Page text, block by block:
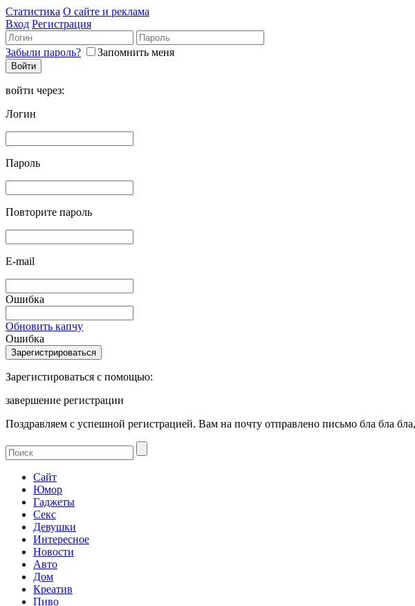
Статистика О сайте и реклама
Вход Регистрация
Забыли пароль? Запомнить меня
войти через:
Логин
Пароль
Повторите пароль
E-mail
Ошибка
Обновить капчу
Ошибка
Зарегистироваться с помощью:
завершение регистрации
Поздравляем с успешной регистрацией. Вам на почту отправлено письмо бла бла
Сайт
Юмор
Гаджеты
Секс
Девушки
Интересное
Новости
Авто
Дом
Креатив
Пиво